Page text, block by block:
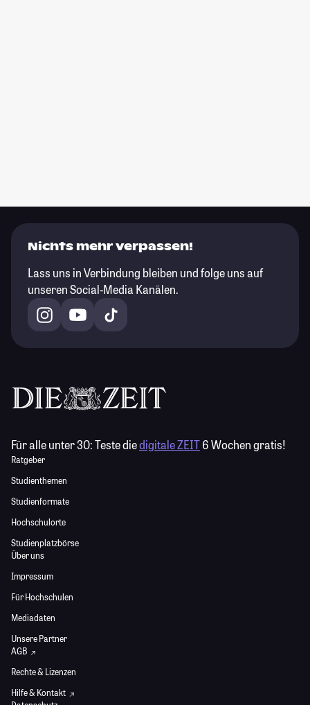
Nichts mehr verpassen!
Lass uns in Verbindung bleiben und folge uns auf
unseren Social-Media Kanälen.
Für alle unter 30:Teste diedigitale ZEIT6 Wochen gratis!
Ratgeber
Studienthemen
Studienformate
Hochschulorte
Studienplatzbörse
Über uns
Impressum
Für Hochschulen
Mediadaten
Unsere Partner
AGB
Rechte & Lizenzen
Hilfe & Kontakt